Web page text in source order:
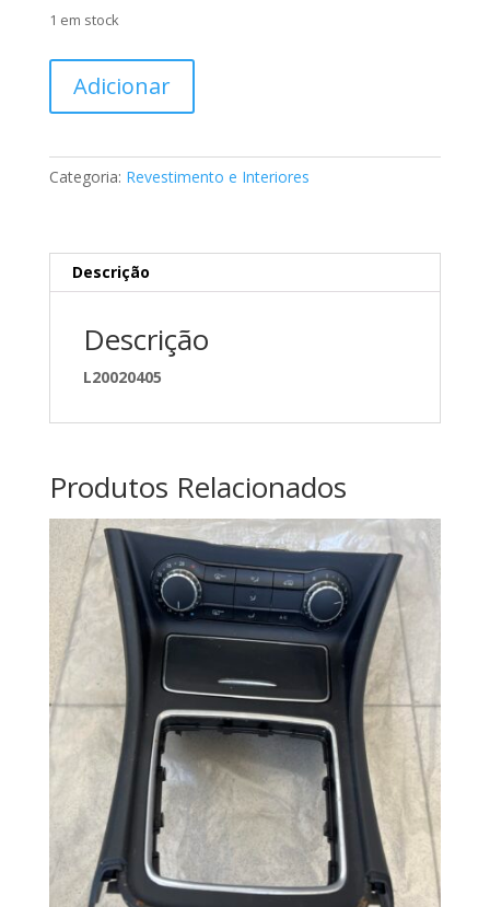
1 em stock
Cinzeiro
C
Adicionar
Categoria: Revestimento e Interiores
Descrição
Descrição
L20020405
Produtos Relacionados